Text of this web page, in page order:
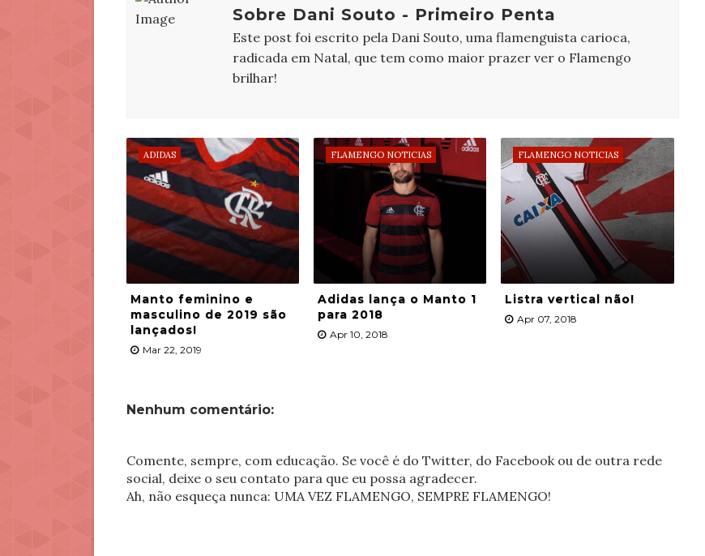
Sobre Dani Souto - Primeiro Penta
Este post foi escrito pela Dani Souto, uma flamenguista carioca,
radicada em Natal, que tem como maior prazer ver o Flamengo
brilhar!
ADIDAS
Manto feminino e
masculino de 2019 são
lançados!
Mar 22, 2019
FLAMENGO NOTICIAS
Adidas lança o Manto 1
para 2018
Apr 10, 2018
FLAMENGO NOTICIAS
Listra vertical não!
Apr 07, 2018
Nenhum comentário:
Comente, sempre, com educação. Se você é do Twitter, do Facebook ou de outra rede
social, deixe o seu contato para que eu possa agradecer.
Ah, não esqueça nunca: UMA VEZ FLAMENGO, SEMPRE FLAMENGO!